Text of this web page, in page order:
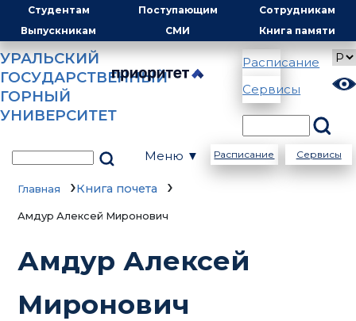
Студентам Поступающим
Сотрудникам
Выпускникам
СМИ Книга памяти
УРАЛЬСКИЙ
ГОСУДАРСТВЕННЫЙ
ГОРНЫЙ
УНИВЕРСИТЕТ
Расписание
Сервисы
Меню ▼ Расписание Сервисы
Главная Книга почета
Амдур Алексей Миронович
Амдур Алексей
Миронович